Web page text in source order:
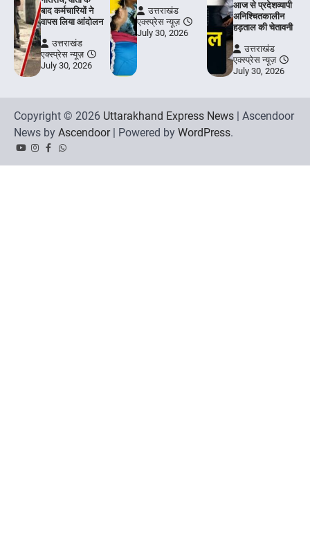
बाद कर्मचारियों ने
वापस लिया आंदोलन
उत्तराखंड
एक्स्प्रेस न्यूज़
July 30, 2026
उत्तराखंड
एक्स्प्रेस न्यूज़
July 30, 2026
आज से प्रदेशव्यापी
अनिश्चितकालीन
हड़ताल की चेतावनी
उत्तराखंड
एक्स्प्रेस न्यूज़
July 30, 2026
Copyright © 2026 Uttarakhand Express News | Ascendoor
News by Ascendoor| Powered by WordPress.
YouTubeInstagram
Facebook
Whatsapp